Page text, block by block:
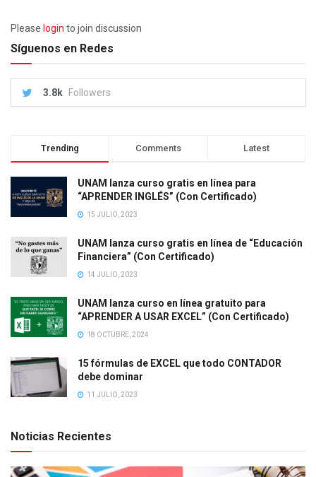
Please login to join discussion
Síguenos en Redes
3.8k Followers
Trending Comments Latest
UNAM lanza curso gratis en línea para
“APRENDER INGLÉS” (Con Certificado)
15 JULIO, 2023
UNAM lanza curso gratis en línea de “Educación
Financiera” (Con Certificado)
14 JULIO, 2023
UNAM lanza curso en línea gratuito para
“APRENDER A USAR EXCEL” (Con Certificado)
18 OCTUBRE, 2024
15 fórmulas de EXCEL que todo CONTADOR
debe dominar
11 JULIO, 2023
Noticias Recientes